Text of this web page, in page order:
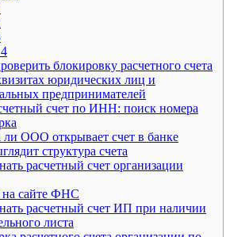
блокировку расчетного счета
юридических лиц и
предпринимателей
счет по ИНН: поиск номера
ли ООО открывает счет в банке
структура счета
расчетный счет организации
сайте ФНС
расчетный счет ИП при наличии
листа